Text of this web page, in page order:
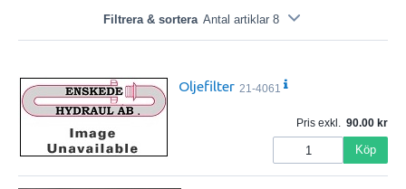
Filtrera & sortera Antal artiklar 8
Oljefilter 21-4061
Pris exkl. 90.00
Köp